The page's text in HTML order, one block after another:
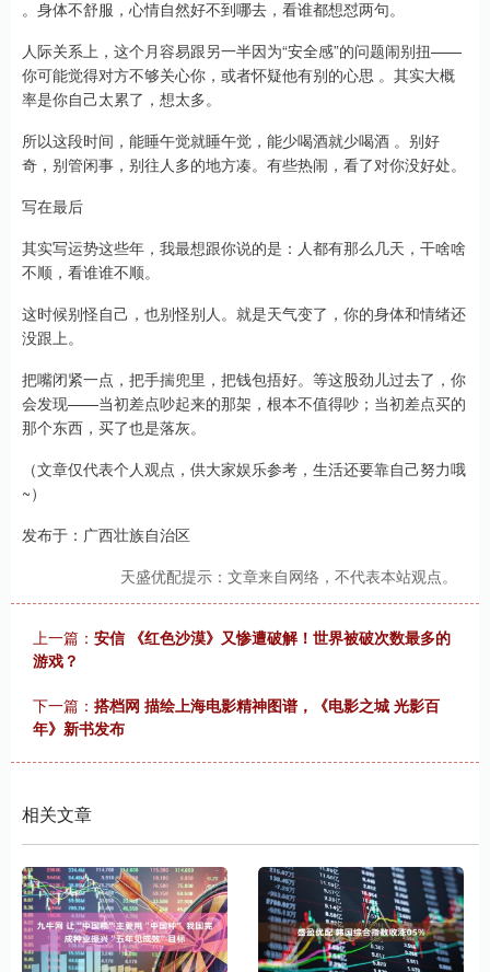
。身体不舒服，心情自然好不到哪去，看谁都想怼两句。
人际关系上，这个月容易跟另一半因为“安全感”的问题闹别扭——
你可能觉得对方不够关心你，或者怀疑他有别的心思 。其实大概
率是你自己太累了，想太多。
所以这段时间，能睡午觉就睡午觉，能少喝酒就少喝酒 。别好
奇，别管闲事，别往人多的地方凑。有些热闹，看了对你没好处。
写在最后
其实写运势这些年，我最想跟你说的是：人都有那么几天，干啥啥
不顺，看谁谁不顺。
这时候别怪自己，也别怪别人。就是天气变了，你的身体和情绪还
没跟上。
把嘴闭紧一点，把手揣兜里，把钱包捂好。等这股劲儿过去了，你
会发现——当初差点吵起来的那架，根本不值得吵；当初差点买的
那个东西，买了也是落灰。
（文章仅代表个人观点，供大家娱乐参考，生活还要靠自己努力哦
~）
发布于：广西壮族自治区
天盛优配提示：文章来自网络，不代表本站观点。
上一篇： 安信 《红色沙漠》又惨遭破解！世界被破次数最多的
游戏？
下一篇： 搭档网 描绘上海电影精神图谱，《电影之城 光影百
年》新书发布
相关文章